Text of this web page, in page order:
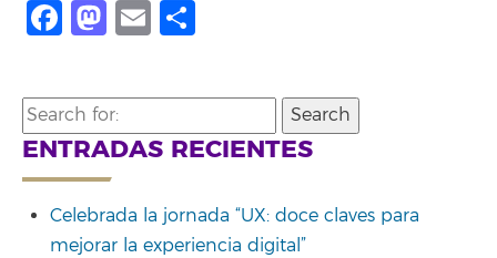
Facebook
Mastodon
Email
Search
for:
ENTRADAS RECIENTES
Celebrada la jornada “UX: doce claves para
mejorar la experiencia digital”